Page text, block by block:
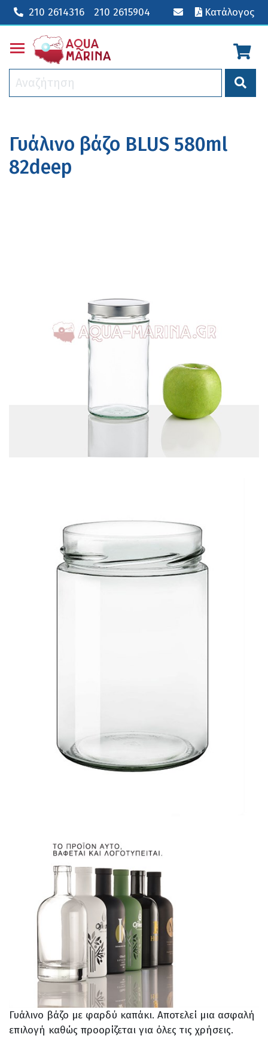
210 2614316 210 2615904 Κατάλογος
Toggle main menu visibility
Γυάλινο βάζο BLUS 580ml
82deep
Γυάλινο βάζο με φαρδύ καπάκι. Αποτελεί μια ασφαλή
επιλογή καθώς προορίζεται για όλες τις χρήσεις.